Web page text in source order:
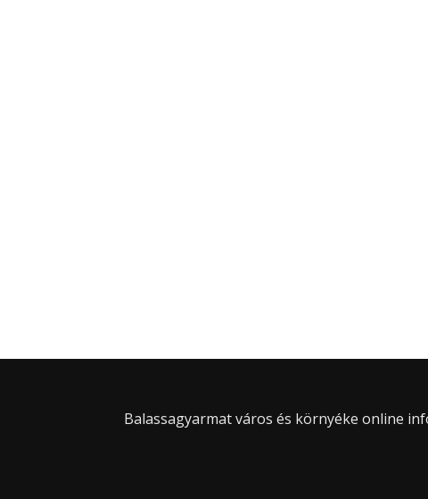
Balassagyarmat város és környéke online